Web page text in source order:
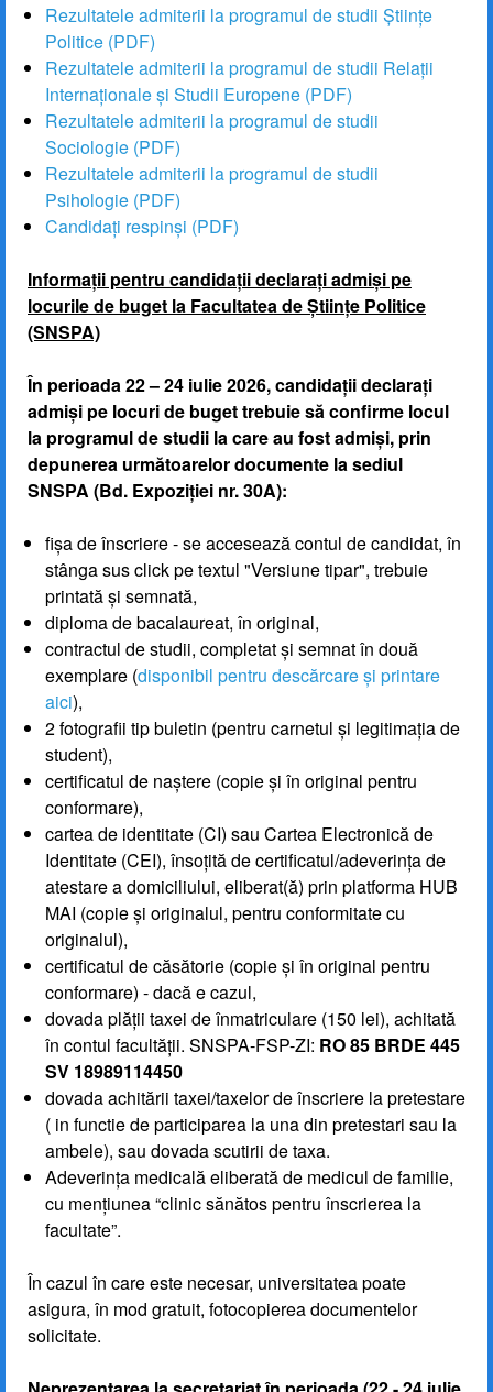
Rezultatele admiterii la programul de studii Științe
Politice (PDF)
Rezultatele admiterii la programul de studii Relații
Internaționale și Studii Europene (PDF)
Rezultatele admiterii la programul de studii
Sociologie (PDF)
Rezultatele admiterii la programul de studii
Psihologie (PDF)
Candidați respinși (PDF)
Informații pentru candidații declarați admiși pe
locurile de buget la Facultatea de Științe Politice
(SNSPA)
În perioada 22 – 24 iulie 2026, candidații declarați
admiși pe locuri de buget trebuie să confirme locul
la programul de studii la care au fost admiși, prin
depunerea următoarelor documente la sediul
SNSPA (Bd. Expoziției nr. 30A):
fișa de înscriere - se accesează contul de candidat, în
stânga sus click pe textul "Versiune tipar", trebuie
printată și semnată,
diploma de bacalaureat, în original,
contractul de studii, completat și semnat în două
exemplare (disponibil pentru descărcare și printare
aici),
2 fotografii tip buletin (pentru carnetul și legitimația de
student),
certificatul de naștere (copie și în original pentru
conformare),
cartea de identitate (CI) sau Cartea Electronică de
Identitate (CEI), însoțită de certificatul/adeverința de
atestare a domiciliului, eliberat(ă) prin platforma HUB
MAI (copie și originalul, pentru conformitate cu
originalul),
certificatul de căsătorie (copie și în original pentru
conformare) - dacă e cazul,
dovada plății taxei de înmatriculare (150 lei), achitată
în contul facultății. SNSPA-FSP-ZI: RO 85 BRDE 445
SV 18989114450
dovada achitării taxei/taxelor de înscriere la pretestare
( in functie de participarea la una din pretestari sau la
ambele), sau dovada scutirii de taxa.
Adeverința medicală eliberată de medicul de familie,
cu mențiunea “clinic sănătos pentru înscrierea la
facultate”.
În cazul în care este necesar, universitatea poate
asigura, în mod gratuit, fotocopierea documentelor
solicitate.